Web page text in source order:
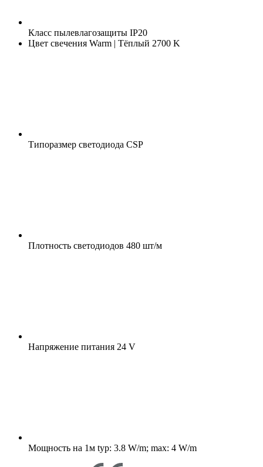
Класс пылевлагозащиты IP20
Цвет свечения Warm | Тёплый 2700 K
Типоразмер светодиода CSP
Плотность светодиодов 480 шт/м
Напряжение питания 24 V
Мощность на 1м typ: 3.8 W/m; max: 4 W/m